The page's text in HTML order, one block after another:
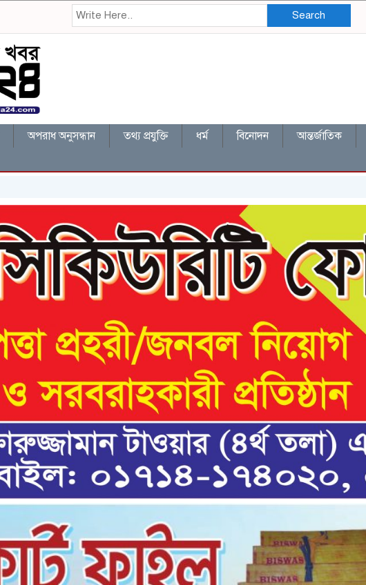
Search
অপরাধ অনুসন্ধান তথ্য প্রযুক্তি ধর্ম বিনোদন আন্তর্জাতিক